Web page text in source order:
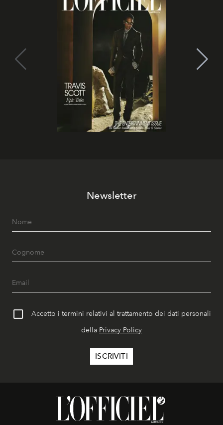
Newsletter
Accetto i termini relativi al trattamento dei dati personali
della Privacy Policy